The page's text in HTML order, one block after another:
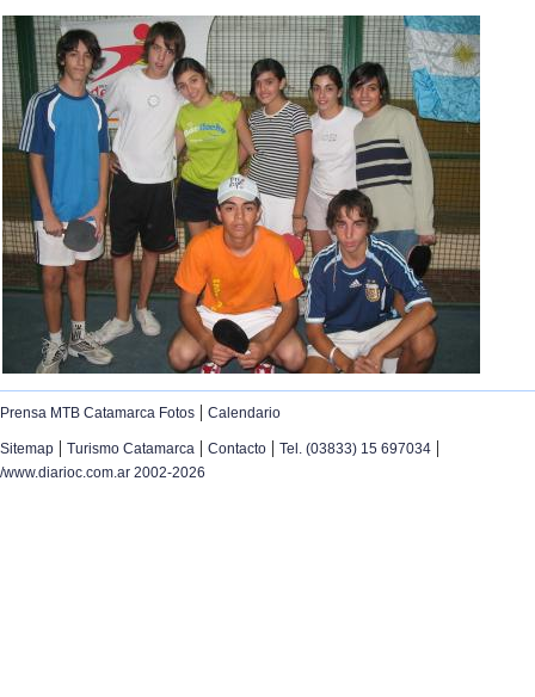
Prensa MTB Catamarca Fotos | Calendario
Sitemap | Turismo Catamarca | Contacto | Tel. (03833) 15 697034 |
/www.diarioc.com.ar 2002-2026